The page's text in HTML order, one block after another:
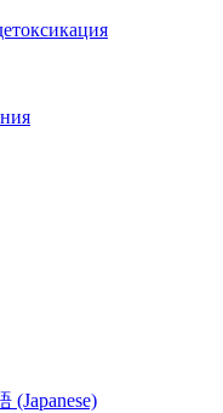
(Japanese)